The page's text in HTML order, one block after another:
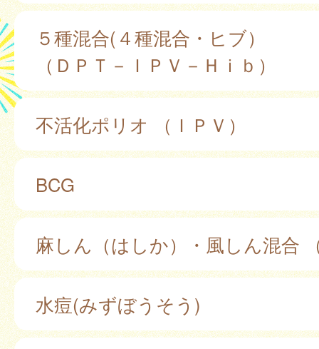
５種混合(４種混合・ヒブ）
（ＤＰＴ－ＩＰＶ－Ｈｉｂ）
不活化ポリオ （ＩＰＶ）
BCG
麻しん（はしか）・風しん混合
水痘(みずぼうそう)